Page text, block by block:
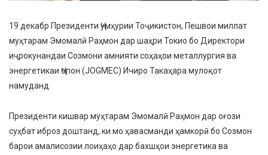
19 декабр Президенти Ҷумҳурии Тоҷикистон, Пешвои миллат
муҳтарам Эмомалӣ Раҳмон дар шаҳри Токио бо Директори
иҷрокунандаи Созмони амнияти соҳаҳои металлургия ва
энергетикаи Ҷопон (JOGMEC) Ичиро Такаҳара мулоқот
намуданд.
Президенти кишвар муҳтарам Эмомалӣ Раҳмон дар оғози
суҳбат иброз доштанд, ки мо ҳавасманди ҳамкорӣ бо Созмон
барои амалисозии лоиҳаҳо дар бахшҳои энергетика ва